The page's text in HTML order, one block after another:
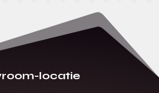
locatie